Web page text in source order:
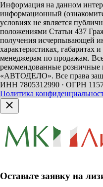
Информация на данном
информационный
условиях не является
положениями Статьи 437
получения исчерпывающей
характеристиках, габаритах
менеджерам по продажам.
рекомендованные розничные
«АВТОДЕЛО». Все права
ИНН 7805312990 · ОГРН
Политика
Оставьте заявку на